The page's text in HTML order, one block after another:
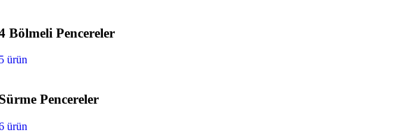
Bölmeli Pencereler
ürün
Pencereler
ürün